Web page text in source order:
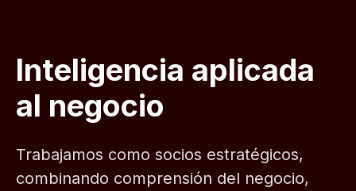
Inteligencia aplicada
al negocio
Trabajamos como socios estratégicos,
combinando comprensión del negocio,